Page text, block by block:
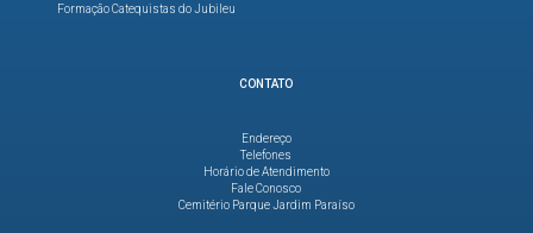
Formação Catequistas do Jubileu
CONTATO
Endereço
Telefones
Horário de Atendimento
Fale Conosco
Cemitério Parque Jardim Paraíso